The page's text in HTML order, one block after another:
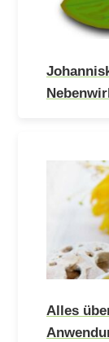
Alles